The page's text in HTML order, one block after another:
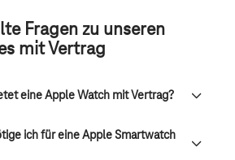
Fragen zu unseren
mit Vertrag
eine Apple Watch mit Vertrag?
ich für eine Apple Smartwatch